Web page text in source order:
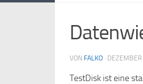
VON FALKO ·
TestDisk ist eine